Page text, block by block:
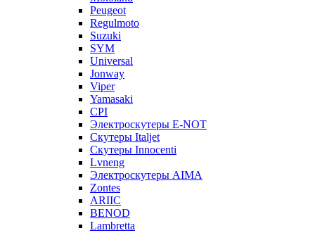
Peugeot
Regulmoto
Suzuki
SYM
Universal
Jonway
Viper
Yamasaki
CPI
Электроскутеры E-NOT
Скутеры Italjet
Скутеры Innocenti
Lvneng
Электроскутеры AIMA
Zontes
ARIIC
BENOD
Lambretta